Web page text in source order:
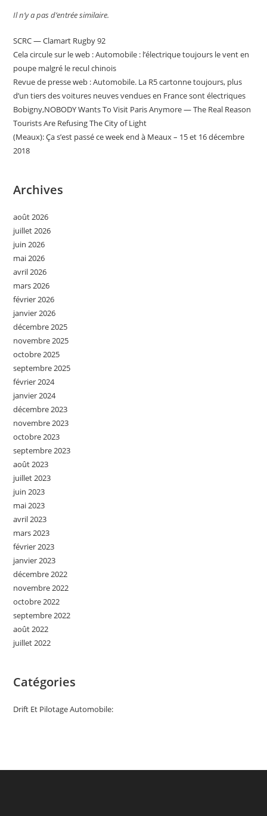
Il n’y a pas d’entrée similaire.
SCRC — Clamart Rugby 92
Cela circule sur le web : Automobile : l’électrique toujours le vent en
poupe malgré le recul chinois
Revue de presse web : Automobile. La R5 cartonne toujours, plus
d’un tiers des voitures neuves vendues en France sont électriques
Bobigny,NOBODY Wants To Visit Paris Anymore — The Real Reason
Tourists Are Refusing The City of Light
(Meaux): Ça s’est passé ce week end à Meaux – 15 et 16 décembre
2018
Archives
août 2026
juillet 2026
juin 2026
mai 2026
avril 2026
mars 2026
février 2026
janvier 2026
décembre 2025
novembre 2025
octobre 2025
septembre 2025
février 2024
janvier 2024
décembre 2023
novembre 2023
octobre 2023
septembre 2023
août 2023
juillet 2023
juin 2023
mai 2023
avril 2023
mars 2023
février 2023
janvier 2023
décembre 2022
novembre 2022
octobre 2022
septembre 2022
août 2022
juillet 2022
Catégories
Drift Et Pilotage Automobile: